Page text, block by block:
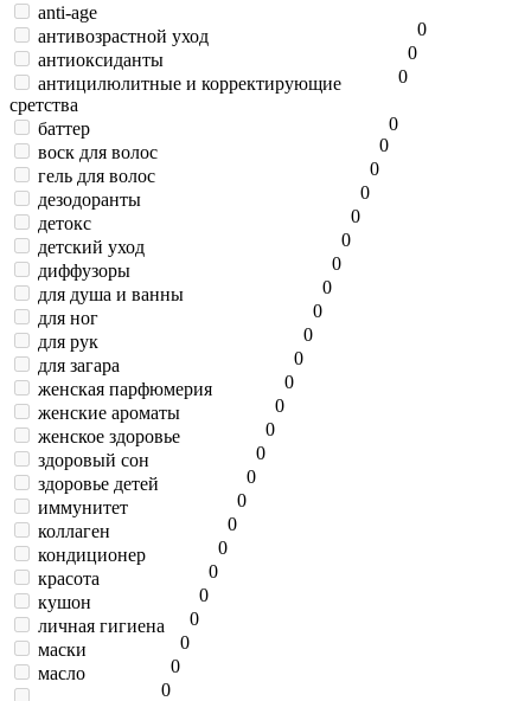
anti-age
0
антивозрастной уход
0
антиоксиданты
0
антицилюлитные и корректирующие
сретства
0
баттер
0
воск для волос
0
гель для волос
0
дезодоранты
0
детокс
0
детский уход
0
диффузоры
0
для душа и ванны
0
для ног
0
для рук
0
для загара
0
женская парфюмерия
0
женские ароматы
0
женское здоровье
0
здоровый сон
0
здоровье детей
0
иммунитет
0
коллаген
0
кондиционер
0
красота
0
кушон
0
личная гигиена
0
маски
0
масло
0